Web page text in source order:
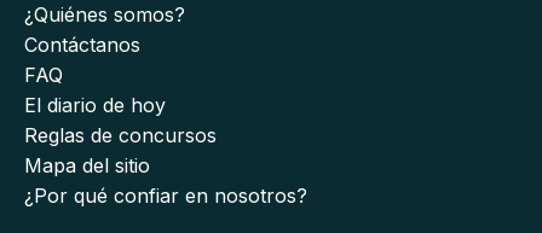
¿Quiénes somos?
Contáctanos
FAQ
El diario de hoy
Reglas de concursos
Mapa del sitio
¿Por qué confiar en nosotros?